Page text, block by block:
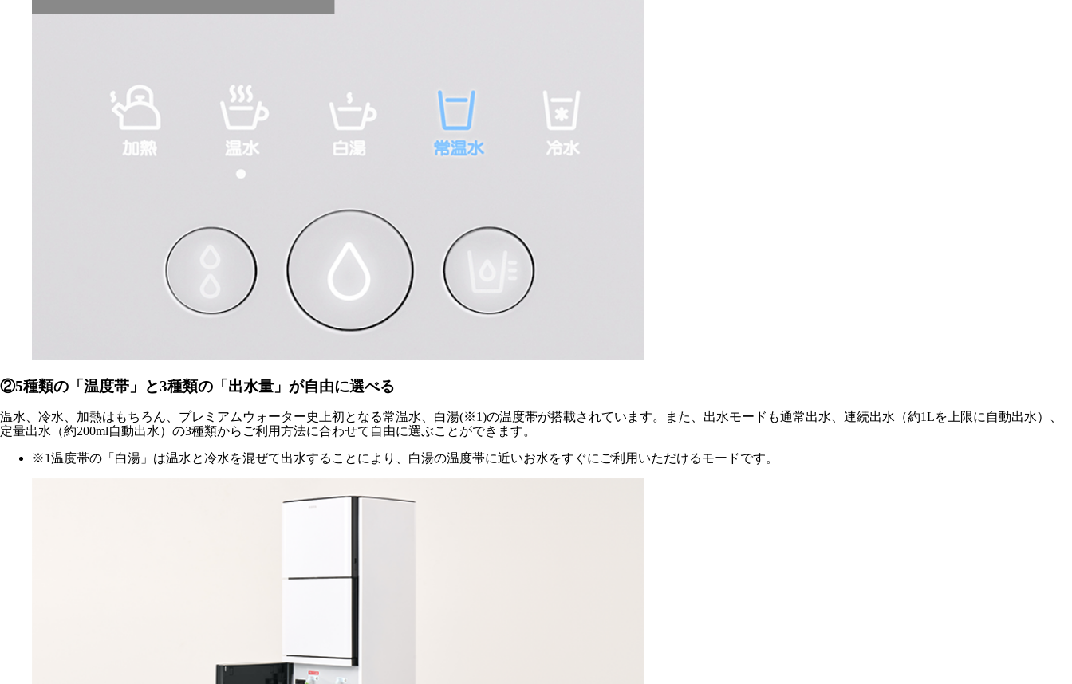
②5種類の「温度帯」と3種類の「出水量」が自由に選べる
温水、冷水、加熱はもちろん、プレミアムウォーター史上初となる常温水、白湯(※1)の温度帯が搭載されています。また、出水モードも通常出水、連続出水（約1Lを上限に自動出水）、
定量出水（約200ml自動出水）の3種類からご利用方法に合わせて自由に選ぶことができます。
※1温度帯の「白湯」は温水と冷水を混ぜて出水することにより、白湯の温度帯に近いお水をすぐにご利用いただけるモードです。